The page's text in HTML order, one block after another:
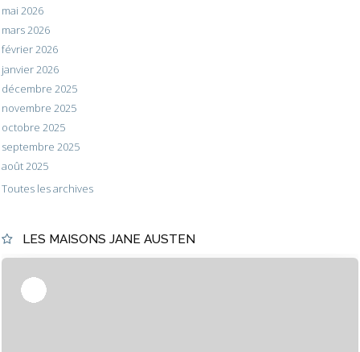
mai 2026
mars 2026
février 2026
janvier 2026
décembre 2025
novembre 2025
octobre 2025
septembre 2025
août 2025
Toutes les archives
LES MAISONS JANE AUSTEN